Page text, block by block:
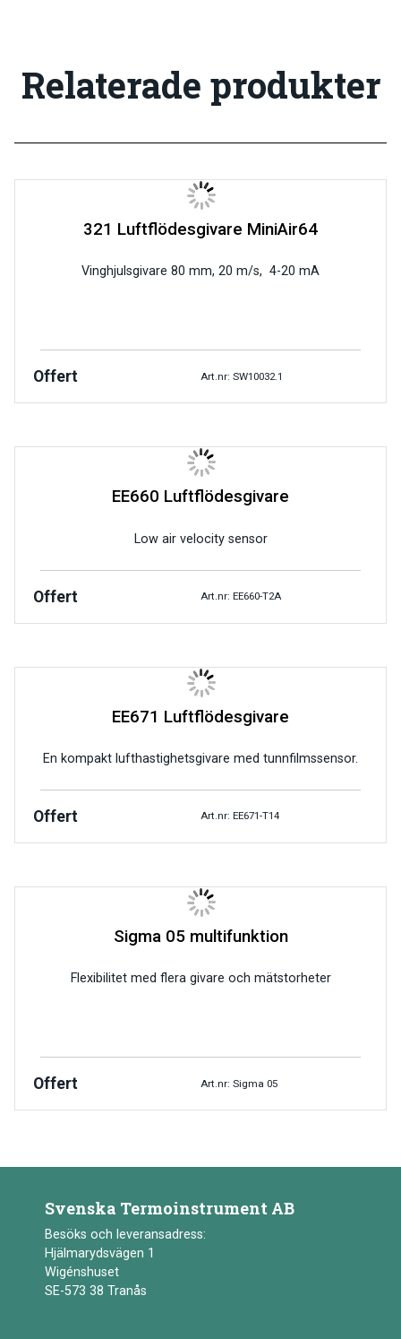
Relaterade produkter
321 Luftflödesgivare MiniAir64
Vinghjulsgivare 80 mm, 20 m/s, 4-20 mA
Offert Art.nr: SW10032.1
EE660 Luftflödesgivare
Low air velocity sensor
Offert Art.nr: EE660-T2A
EE671 Luftflödesgivare
En kompakt lufthastighetsgivare med tunnfilmssensor.
Offert Art.nr: EE671-T14
Sigma 05 multifunktion
Flexibilitet med flera givare och mätstorheter
Offert Art.nr: Sigma 05
Svenska Termoinstrument AB
Besöks och leveransadress:
Hjälmarydsvägen 1
Wigénshuset
SE-573 38 Tranås